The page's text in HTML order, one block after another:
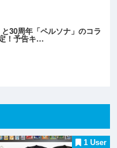
30周年「ペルソナ」のコラ
！予告キ…
1 User